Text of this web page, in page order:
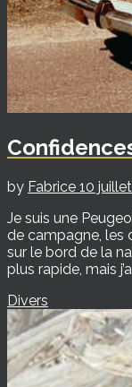
by Fabrice 10
Je suis une
de campagne, les
sur le bord de la
plus rapide, mais
Divers